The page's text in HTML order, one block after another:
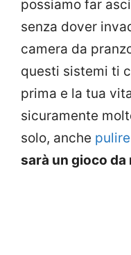
possiamo far
senza dover
camera da
questi sistemi ti
prima e la tua
sicuramente
solo, anche
sarà un gioco da